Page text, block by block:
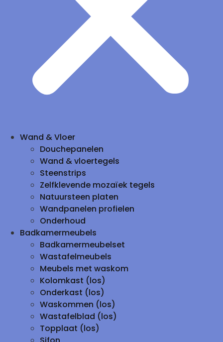
Wand & Vloer
Douchepanelen
Wand & vloertegels
Steenstrips
Zelfklevende mozaïek tegels
Natuursteen platen
Wandpanelen profielen
Onderhoud
Badkamermeubels
Badkamermeubelset
Wastafelmeubels
Meubels met waskom
Kolomkast (los)
Onderkast (los)
Waskommen (los)
Wastafelblad (los)
Topplaat (los)